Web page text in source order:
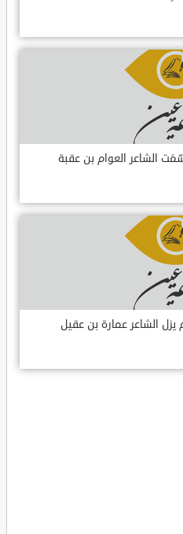
الشاعر العوام بن عقبة
الشاعر عمارة بن عقيل